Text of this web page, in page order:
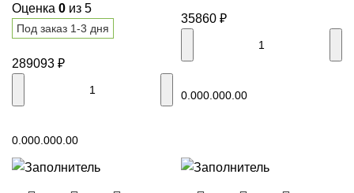
Оценка 0 из 5
Под заказ 1-3 дня
289093 ₽
0.000.000.00
35860 ₽
0.000.000.00